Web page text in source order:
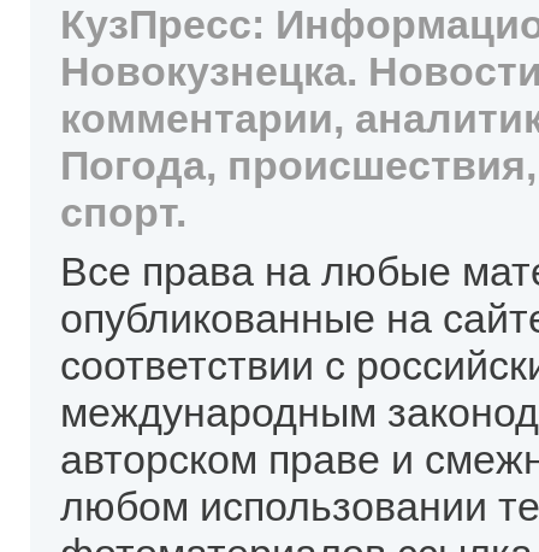
КузПресс:
Новокузнецка.
комментарии,
Погода,
спорт.
Все права на любые
опубликованные на
соответствии с
международным
авторском праве и
любом использовании